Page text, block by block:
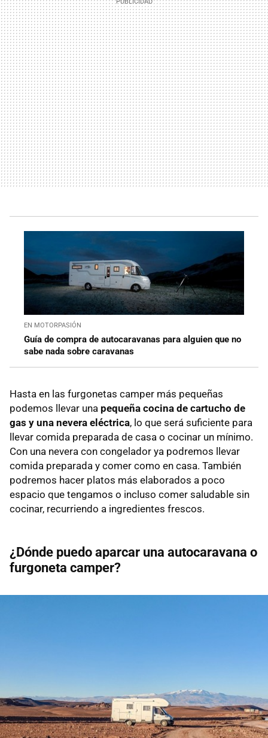
EN MOTORPASIÓN
Guía de compra de autocaravanas para alguien que no
sabe nada sobre caravanas
Hasta en las furgonetas camper más pequeñas
podemos llevar una pequeña cocina de cartucho de
gas y una nevera eléctrica, lo que será suficiente para
llevar comida preparada de casa o cocinar un mínimo.
Con una nevera con congelador ya podremos llevar
comida preparada y comer como en casa. También
podremos hacer platos más elaborados a poco
espacio que tengamos o incluso comer saludable sin
cocinar, recurriendo a ingredientes frescos.
¿Dónde puedo aparcar una autocaravana o
furgoneta camper?